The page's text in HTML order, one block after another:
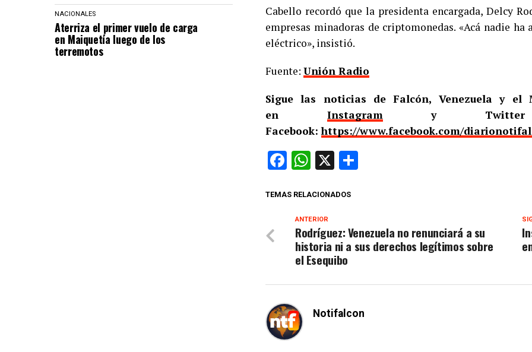
NACIONALES
Aterriza el primer vuelo de carga
en Maiquetía luego de los
terremotos
Cabello recordó que la presidenta encargada, Delcy
empresas minadoras de criptomonedas. «Acá nadie
eléctrico», insistió.
Fuente: Unión Radio
Sigue las noticias de Falcón, Venezuela y
en Instagramy
Facebook:https://www.facebook.com/
Facebook
WhatsApp
X
TEMAS RELACIONADOS
ANTERIOR
Rodríguez: Venezuela no renunciará a su
historia ni a sus derechos legítimos sobre
el Esequibo
Notifalcon